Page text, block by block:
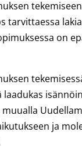
tarvittaessa
on
muualla
ja